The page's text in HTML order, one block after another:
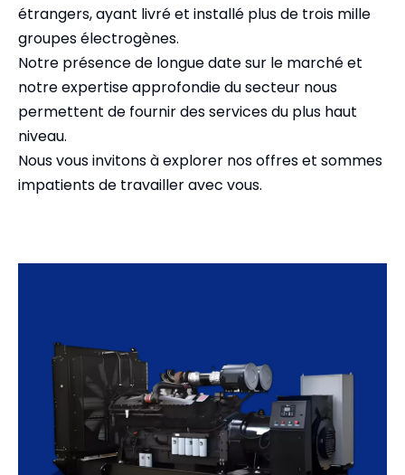
étrangers, ayant livré et installé plus de trois mille
groupes électrogènes.
Notre présence de longue date sur le marché et
notre expertise approfondie du secteur nous
permettent de fournir des services du plus haut
niveau.
Nous vous invitons à explorer nos offres et sommes
impatients de travailler avec vous.